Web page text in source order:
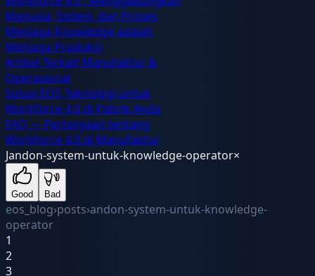
Manusia, Sistem, dan Proses
Menjaga Knowledge adalah
Menjaga Produksi
Artikel Terkait Manufaktur &
Operasional
Solusi EOS Teknologi untuk
Workforce 4.0 di Pabrik Anda
FAQ — Pertanyaan tentang
Workforce 4.0 di Manufaktur
Jandon-system-untuk-knowledge-operator×
Good Bad
eos_blog›posts›andon-system-untuk-knowledge-
operator
1
2
3